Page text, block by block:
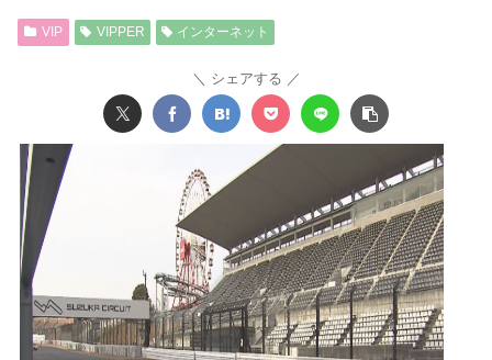
VIP VIPPER インターネット
シェアする